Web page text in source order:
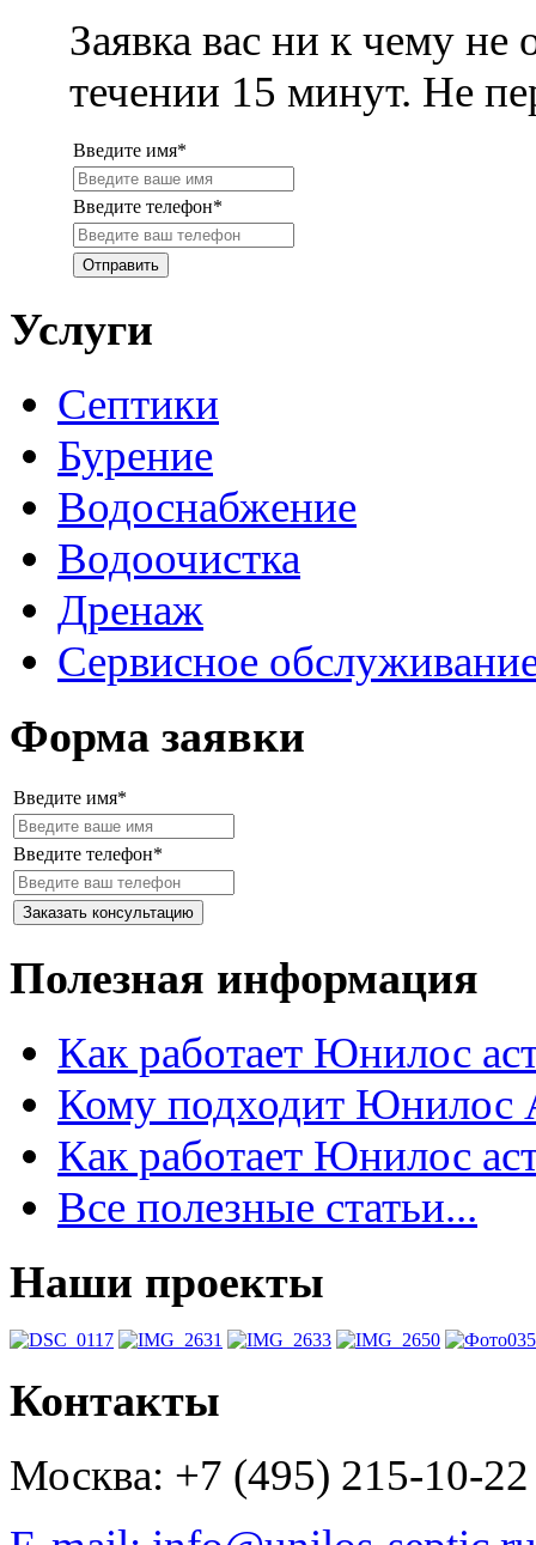
Заявка вас ни к чему
течении 15 минут. Не
Введите имя*
Введите телефон*
Услуги
Септики
Бурение
Водоснабжение
Водоочистка
Дренаж
Сервисное
Форма заявки
Введите имя*
Введите телефон*
Полезная информация
Как работает Юнилос
Кому подходит Юнилос
Как работает Юнилос
Все полезные статьи...
Наши проекты
Контакты
Москва: +7 (495) 215-10-22